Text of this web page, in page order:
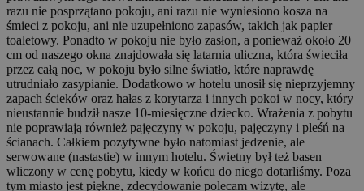
razu nie posprzątano pokoju, ani razu nie wyniesiono kosza na
śmieci z pokoju, ani nie uzupełniono zapasów, takich jak papier
toaletowy. Ponadto w pokoju nie było zasłon, a ponieważ około 20
cm od naszego okna znajdowała się latarnia uliczna, która świeciła
przez całą noc, w pokoju było silne światło, które naprawdę
utrudniało zasypianie. Dodatkowo w hotelu unosił się nieprzyjemny
zapach ścieków oraz hałas z korytarza i innych pokoi w nocy, który
nieustannie budził nasze 10-miesięczne dziecko. Wrażenia z pobytu
nie poprawiają również pajęczyny w pokoju, pajęczyny i pleśń na
ścianach. Całkiem pozytywne było natomiast jedzenie, ale
serwowane (nastastie) w innym hotelu. Świetny był też basen
wliczony w cenę pobytu, kiedy w końcu do niego dotarliśmy. Poza
tym miasto jest piękne, zdecydowanie polecam wizytę, ale